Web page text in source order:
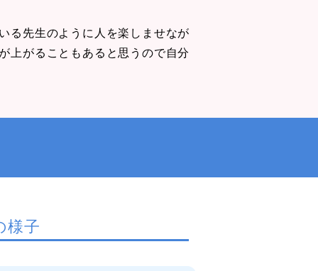
る先生のように人を楽しませなが
上がることもあると思うので自分
様子